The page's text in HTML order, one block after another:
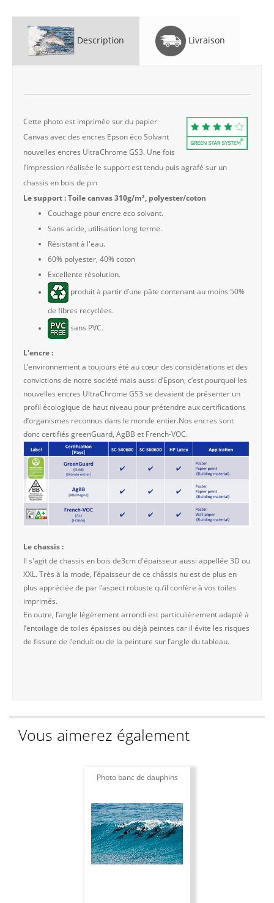
Description Livraison
Cette photo est imprimée sur du papier
Canvas avec des encres Epson éco Solvant
nouvelles encres UltraChrome GS3. Une fois
l’impression réalisée le support est tendu puis agrafé sur un
chassis en bois de pin
Le support : Toile canvas 310g/m², polyester/coton
Couchage pour encre eco solvant.
Sans acide, utilisation long terme.
Résistant à l'eau.
60% polyester, 40% coton
Excellente résolution.
produit à partir d’une pâte contenant au moins 50%
de fibres recyclées.
sans PVC.
L'encre :
L’environnement a toujours été au cœur des considérations et des
convictions de notre société mais aussi d’Epson, c’est pourquoi les
nouvelles encres UltraChrome GS3 se devaient de présenter un
profil écologique de haut niveau pour prétendre aux certifications
d’organismes reconnus dans le monde entier.Nos encres sont
donc certifiés greenGuard, AgBB et French-VOC.
Le chassis :
Il s'agit de chassis en bois de3cm d'épaisseur aussi appellée 3D ou
XXL. Très à la mode, l’épaisseur de ce châssis nu est de plus en
plus appréciée de par l’aspect robuste qu’il confère à vos toiles
imprimés.
En outre, l’angle légèrement arrondi est particulièrement adapté à
l’entoilage de toiles épaisses ou déjà peintes car il évite les risques
de fissure de l’enduit ou de la peinture sur l’angle du tableau.
Vous aimerez également
Photo banc de dauphins